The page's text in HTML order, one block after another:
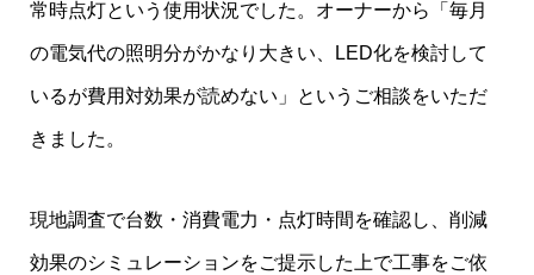
常時点灯という使用状況でした。オーナーから「毎月
の電気代の照明分がかなり大きい、LED化を検討して
いるが費用対効果が読めない」というご相談をいただ
きました。
現地調査で台数・消費電力・点灯時間を確認し、削減
効果のシミュレーションをご提示した上で工事をご依